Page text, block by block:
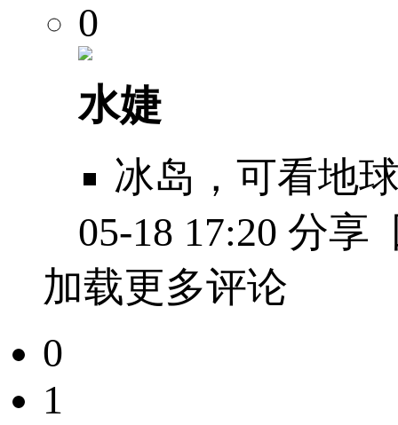
0
水婕
冰岛，可看地
05-18 17:20 分享
加载更多评论
0
1